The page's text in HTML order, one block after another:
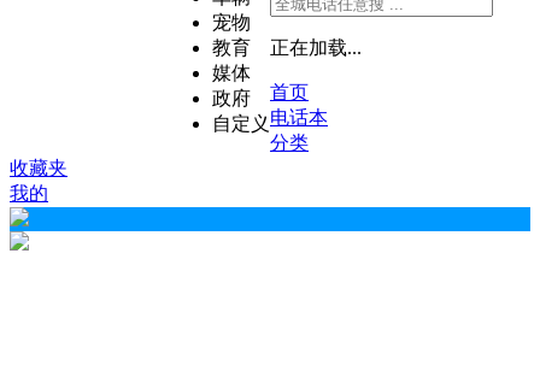
宠物
教育
媒体
政府
自定义
正在加载...
首页
电话本
分类
收藏夹
我的